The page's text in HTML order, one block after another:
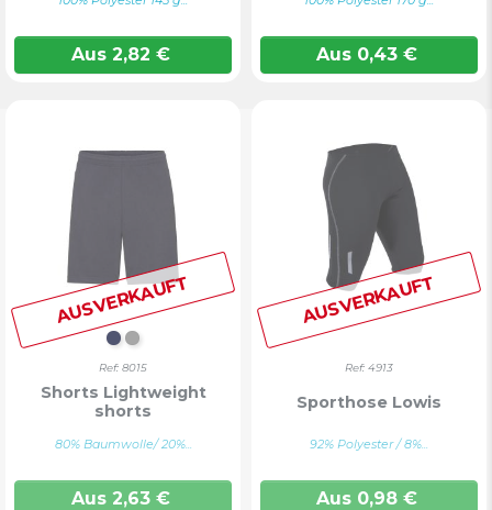
Aus2,82 € Aus0,43 €
AUSVERKAUFT
DUNKELMARINE
GRAU
Ref: 8015
Shorts Lightweight
shorts
80% Baumwolle/ 20%...
Aus2,63 €
AUSVERKAUFT
Ref: 4913
Sporthose Lowis
92% Polyester / 8%...
Aus0,98 €